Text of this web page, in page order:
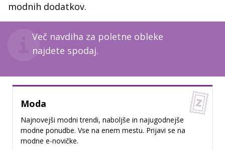
modnih dodatkov.
Več navdiha za poletne obleke
najdete spodaj.
Moda
Najnovejši modni trendi, naboljše in najugodnejše
modne ponudbe. Vse na enem mestu. Prijavi se na
modne e-novičke.